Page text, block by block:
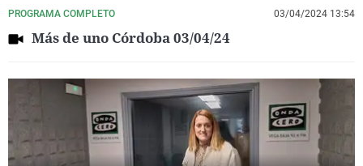
PROGRAMA COMPLETO 03/04/2024 13:54
Más de uno Córdoba 03/04/24